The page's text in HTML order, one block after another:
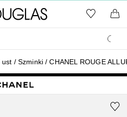
Strona główna Douglas
Do listyDo
ust Szminki CHANEL ROUGE